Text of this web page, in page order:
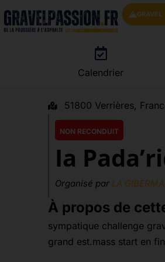
GRAVEL
Calendrier
51800 Verrières,
NON RECONDUIT
Ia
Organisé par LA
À propos de
sympatique challenge
grand est.mass start en